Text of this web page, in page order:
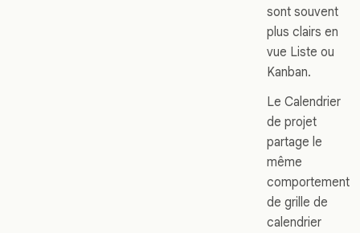
sont souvent
plus clairs en
vue Liste ou
Kanban.
Le Calendrier
de projet
partage le
même
comportement
de grille de
calendrier